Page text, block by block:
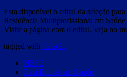
Esta disponível o edital da seleção
Residência Multiprofissional em
Visite a página com o edital. Veja no
tagged with Seleção
NESC
Residências em Saúde